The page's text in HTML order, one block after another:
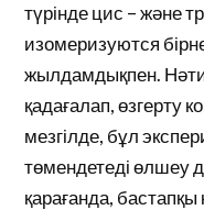
түрінде цис – және
изомеризуются
жылдамдықпен.
қадағалап, өзгерту
мезгілде, бұл
төмендетеді өлшеу
қарағанда,